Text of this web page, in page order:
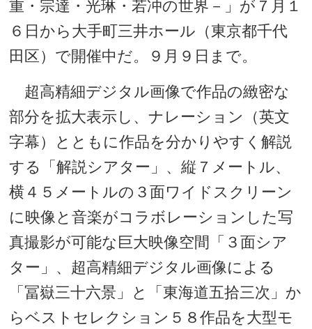
重・宗達・光琳・若冲の世界－」が７月１
６日から大手町三井ホール（東京都千代
田区）で開催中だ。９月９日まで。
超高精細デジタル画像で作品の緻密な
部分を拡大表示し、ナレーション（英文
字幕）とともに作品を分かりやすく解説
する「解説シアター」、縦７メートル、
横４５メートルの３面ワイドスクリーン
に映像と音楽がコラボレーションした写
真撮影が可能な巨大映像空間「３面シア
ター」、超高精細デジタル画像による
「冨嶽三十六景」と「東海道五拾三次」か
らベストセレクション５８作品を大型モ